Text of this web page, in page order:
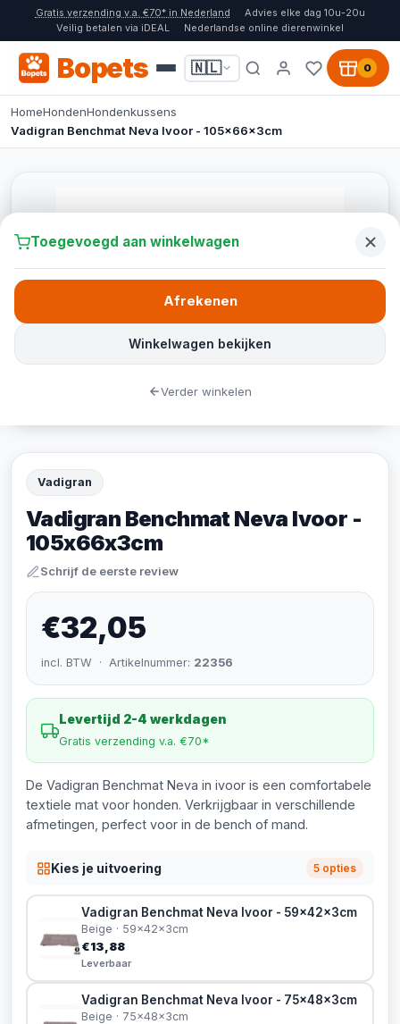
Gratis verzending v.a. €70* in Nederland
Advies elke dag 10u-20u
Veilig betalen via iDEAL
Nederlandse online dierenwinkel
Bopets 🇳🇱 0
HomeHondenHondenkussens
Vadigran Benchmat Neva Ivoor - 105x66x3cm
Vadigran
Vadigran Benchmat Neva Ivoor -
105x66x3cm
Schrijf de eerste review
€32,05
incl. BTW · Artikelnummer: 22356
Levertijd 2-4 werkdagen
Gratis verzending v.a. €70*
De Vadigran Benchmat Neva in ivoor is een comfortabele
textiele mat voor honden. Verkrijgbaar in verschillende
afmetingen, perfect voor in de bench of mand.
Kies je uitvoering 5 opties
Vadigran Benchmat Neva Ivoor - 59x42x3cm
Beige · 59x42x3cm
€13,88
Leverbaar
Vadigran Benchmat Neva Ivoor - 75x48x3cm
Beige · 75x48x3cm
Toegevoegd aan winkelwagen
Winkelwagen bekijken
Afrekenen
Verder winkelen